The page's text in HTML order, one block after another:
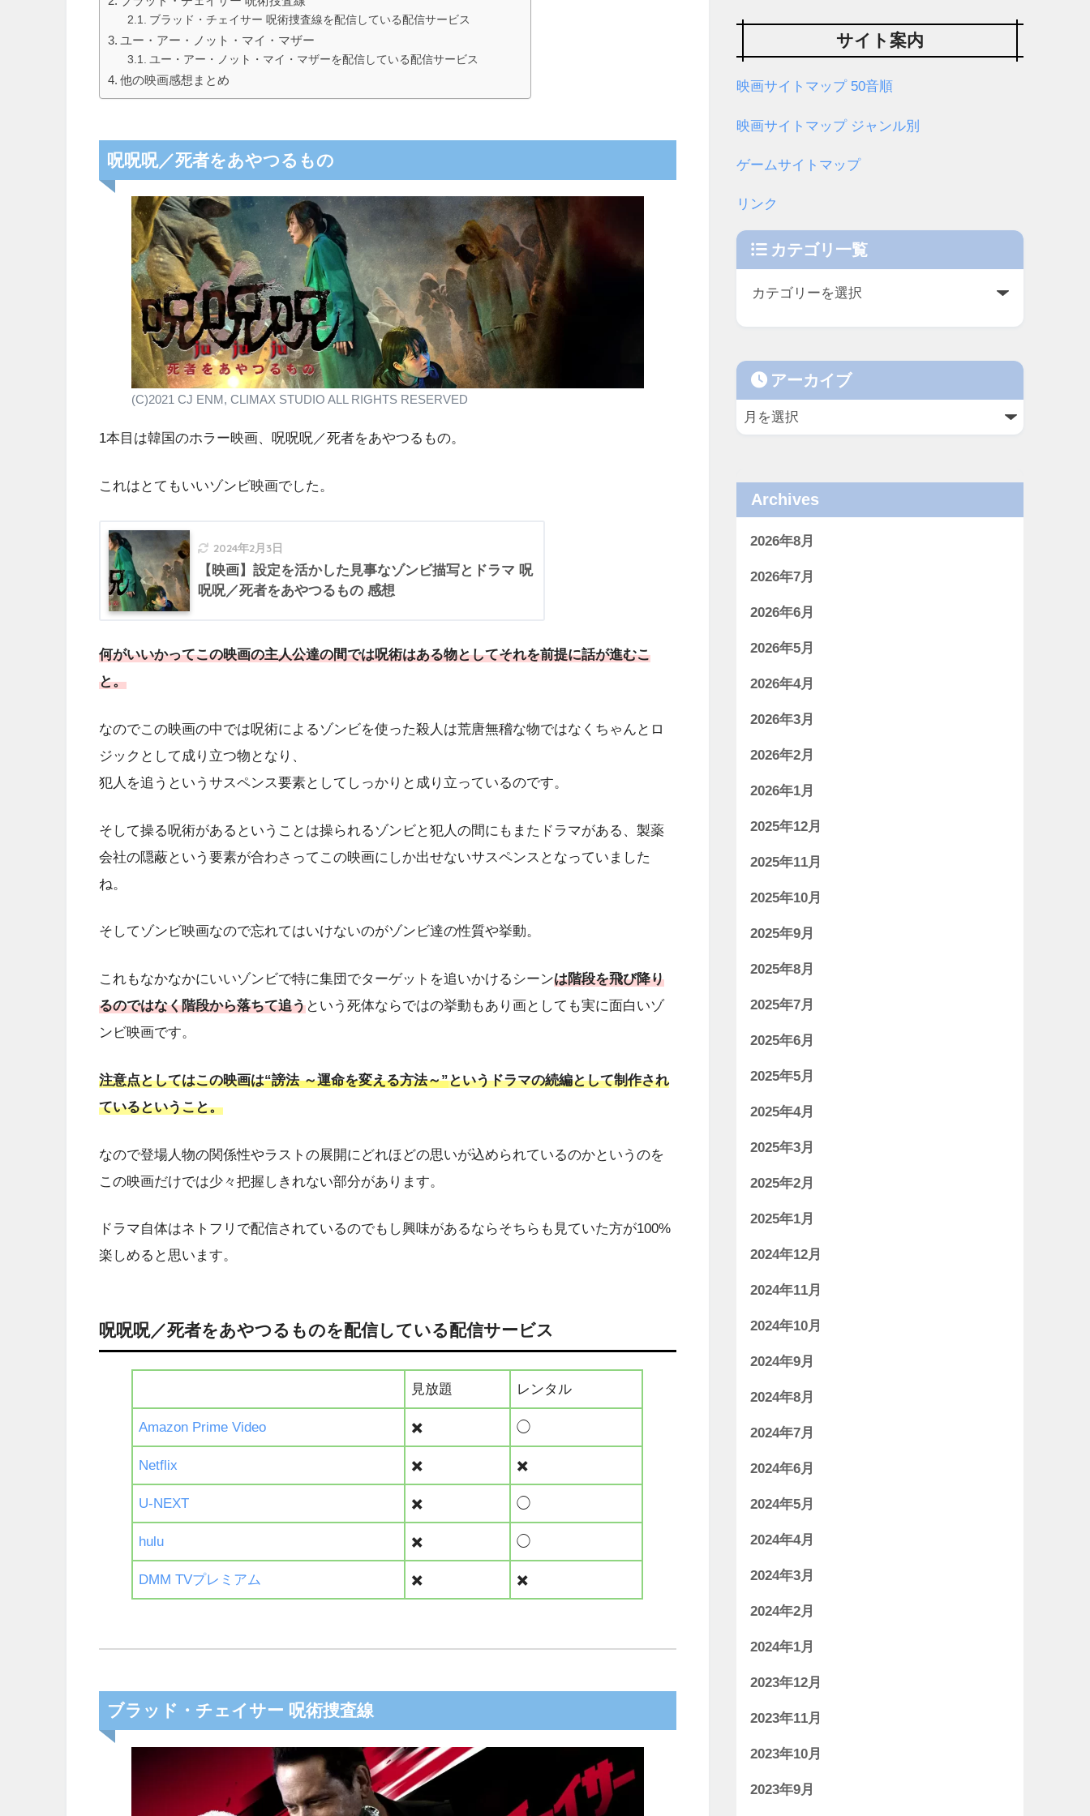
ブラッド・チェイサー 呪術捜査線を配信している配信サービス
ユー・アー・ノット・マイ・マザー
ユー・アー・ノット・マイ・マザーを配信している配信サービス
他の映画感想まとめ
呪呪呪／死者をあやつるもの
(C)2021 CJ ENM, CLIMAX STUDIO ALL RIGHTS RESERVED
1本目は韓国のホラー映画、呪呪呪／死者をあやつるもの。
これはとてもいいゾンビ映画でした。
2024年2月3日
【映画】設定を活かした見事なゾンビ描写とドラマ 呪
呪呪／死者をあやつるもの 感想
何がいいかってこの映画の主人公達の間では呪術はある物としてそれを前提に話が進むこ
と。
なのでこの映画の中では呪術によるゾンビを使った殺人は荒唐無稽な物ではなくちゃんとロ
ジックとして成り立つ物となり、
犯人を追うというサスペンス要素としてしっかりと成り立っているのです。
そして操る呪術があるということは操られるゾンビと犯人の間にもまたドラマがある、製薬
会社の隠蔽という要素が合わさってこの映画にしか出せないサスペンスとなっていました
ね。
そしてゾンビ映画なので忘れてはいけないのがゾンビ達の性質や挙動。
これもなかなかにいいゾンビで特に集団でターゲットを追いかけるシーンは階段を飛び降り
るのではなく階段から落ちて追うという死体ならではの挙動もあり画としても実に面白いゾ
ンビ映画です。
注意点としてはこの映画は“謗法 ～運命を変える方法～”というドラマの続編として制作され
ているということ。
なので登場人物の関係性やラストの展開にどれほどの思いが込められているのかというのを
この映画だけでは少々把握しきれない部分があります。
ドラマ自体はネトフリで配信されているのでもし興味があるならそちらも見ていた方が100%
楽しめると思います。
呪呪呪／死者をあやつるものを配信している配信サービス
見放題 レンタル
Amazon Prime Video ✖️ ◯
Netflix ✖️ ✖️
U-NEXT ✖️ ◯
hulu ✖️ ◯
DMM TVプレミアム ✖️ ✖️
ブラッド・チェイサー 呪術捜査線
サイト案内
映画サイトマップ 50音順
映画サイトマップ ジャンル別
ゲームサイトマップ
リンク
カテゴリ一覧
アーカイブ
Archives
2026年8月
2026年7月
2026年6月
2026年5月
2026年4月
2026年3月
2026年2月
2026年1月
2025年12月
2025年11月
2025年10月
2025年9月
2025年8月
2025年7月
2025年6月
2025年5月
2025年4月
2025年3月
2025年2月
2025年1月
2024年12月
2024年11月
2024年10月
2024年9月
2024年8月
2024年7月
2024年6月
2024年5月
2024年4月
2024年3月
2024年2月
2024年1月
2023年12月
2023年11月
2023年10月
2023年9月